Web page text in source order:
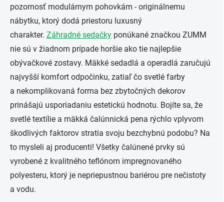
pozornosť modulárnym pohovkám - originálnemu
nábytku, ktorý dodá priestoru luxusný
charakter. Záhradné sedačky ponúkané značkou ZUMM
nie sú v žiadnom prípade horšie ako tie najlepšie
obývačkové zostavy. Mäkké sedadlá a operadlá zaručujú
najvyšší komfort odpočinku, zatiaľ čo svetlé farby
a nekomplikovaná forma bez zbytočných dekorov
prinášajú usporiadaniu estetickú hodnotu. Bojíte sa, že
svetlé textílie a mäkká čalúnnická pena rýchlo vplyvom
škodlivých faktorov stratia svoju bezchybnú podobu? Na
to mysleli aj producenti! Všetky čalúnené prvky sú
vyrobené z kvalitného teflónom impregnovaného
polyesteru, ktorý je nepriepustnou bariérou pre nečistoty
a vodu.